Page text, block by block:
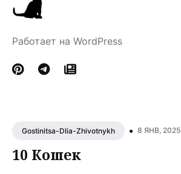
Работает на WordPress
Gostinitsa-Dlia-Zhivotnykh • 8 ЯНВ, 2025
10 Кошек